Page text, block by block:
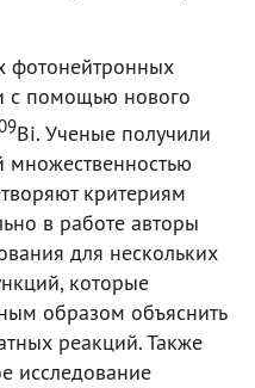
фотонейтронных
с помощью нового
Bi. Ученые получили
множественностью
критериям
в работе авторы
для нескольких
которые
образом объяснить
реакций. Также
исследование